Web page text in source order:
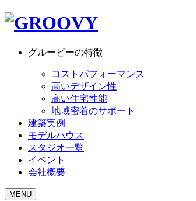
グルービーの特徴
コストパフォーマンス
高いデザイン性
高い住宅性能
地域密着のサポート
建築実例
モデルハウス
スタジオ一覧
イベント
会社概要
MENU